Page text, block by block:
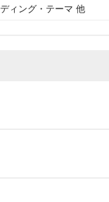
ィング・テーマ 他